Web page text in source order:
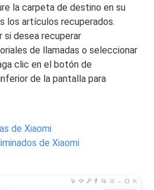
la carpeta de destino en su
los artículos recuperados.
si desea recuperar
de llamadas o seleccionar
clic en el botón de
de la pantalla para
de Xiaomi
de Xiaomi